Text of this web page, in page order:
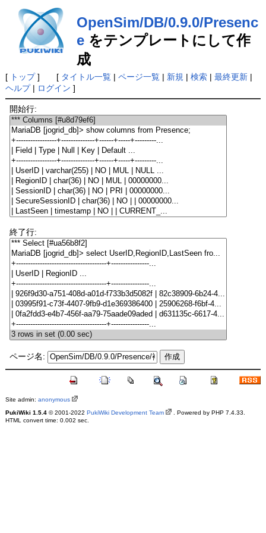
OpenSim/DB/0.9.0/Presenc
eをテンプレートにして作
成
[ トップ] [ タイトル一覧| ページ一覧| 新規 | 検索| 最終更新|
ヘルプ| ログイン ]
開始行:
終了行:
ページ名:
Site admin: anonymous
PukiWiki 1.5.4© 2001-2022 PukiWiki Development Team
. Powered by PHP 7.4.33.
HTML convert time: 0.002 sec.